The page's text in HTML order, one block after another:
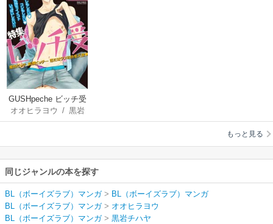
GUSHpeche ビッチ受
オオヒラヨウ / 黒岩
チハヤ/蜂田キリ
麻生ミツ晃/夏目か
つら/山田酉子
もっと見る
同じジャンルの本を探す
BL（ボーイズラブ）マンガ> BL（ボーイズラブ）マンガ
BL（ボーイズラブ）マンガ> オオヒラヨウ
BL（ボーイズラブ）マンガ> 黒岩チハヤ